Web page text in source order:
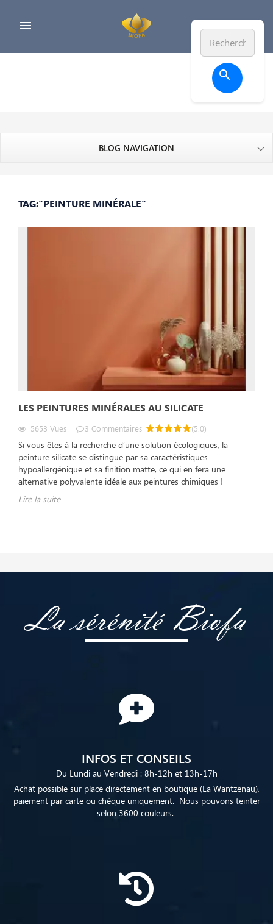


BLOG NAVIGATION
TAG:"PEINTURE MINÉRALE"
LES PEINTURES MINÉRALES AU SILICATE
5653 Vues 3 Commentaires (5.0)
Si vous êtes à la recherche d’une solution écologiques, la
peinture silicate se distingue par sa caractéristiques
hypoallergénique et sa finition matte, ce qui en fera une
alternative polyvalente idéale aux peintures chimiques !
Lire la suite
La sérénité Biofa
INFOS ET CONSEILS
Du Lundi au Vendredi : 8h-12h et 13h-17h
Achat possible sur place directement en boutique (La Wantzenau),
paiement par carte ou chèque uniquement. Nous pouvons teinter
selon 3600 couleurs.